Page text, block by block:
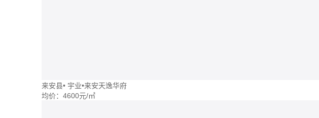
来安县• 宇业•来安天逸华府
均价： 4600元/㎡